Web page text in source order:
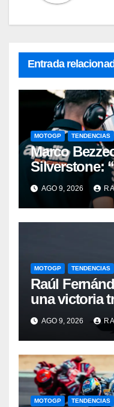
Entrada
MOTOGP TENDENCIAS
Marco
Silverstone:
pero este
AGO 9, 2026
MOTOGP TENDENCIAS
Raúl
una victoria
que quitarme
para verme
por el
AGO 9, 2026
MOTOGP TENDENCIAS